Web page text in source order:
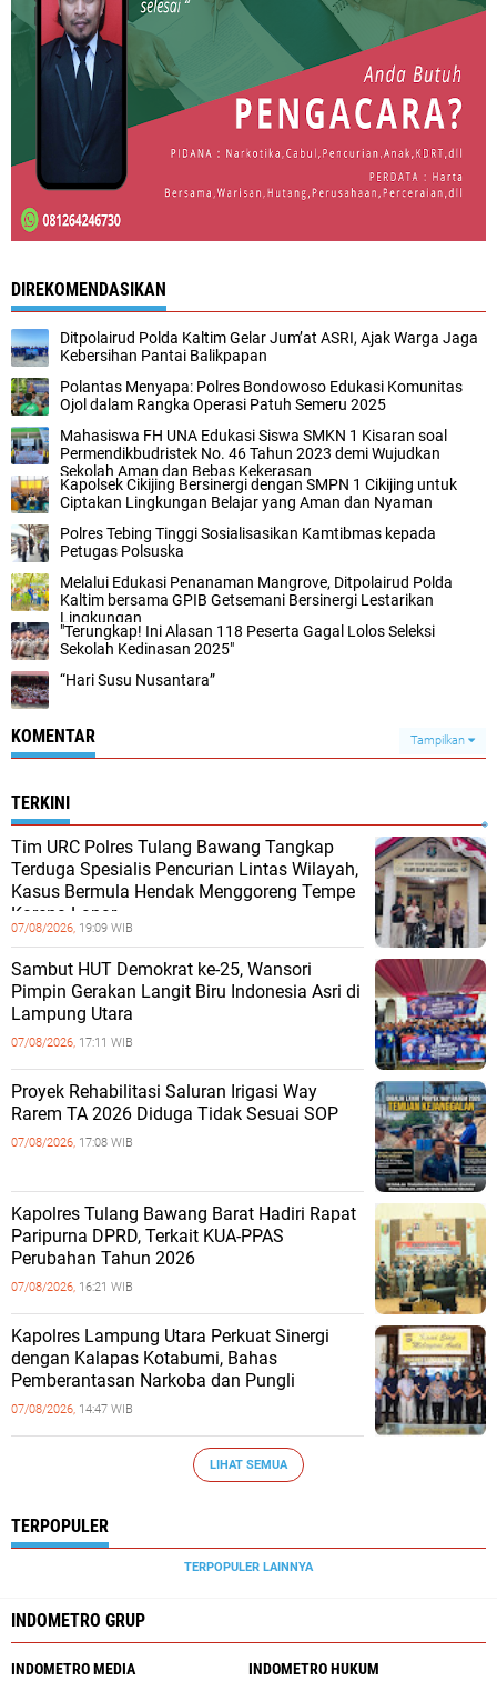
DIREKOMENDASIKAN
Ditpolairud Polda Kaltim Gelar Jum’at ASRI, Ajak Warga Jaga
Kebersihan Pantai Balikpapan
Polantas Menyapa: Polres Bondowoso Edukasi Komunitas
Ojol dalam Rangka Operasi Patuh Semeru 2025
Mahasiswa FH UNA Edukasi Siswa SMKN 1 Kisaran soal
Permendikbudristek No. 46 Tahun 2023 demi Wujudkan
Sekolah Aman dan Bebas Kekerasan
Kapolsek Cikijing Bersinergi dengan SMPN 1 Cikijing untuk
Ciptakan Lingkungan Belajar yang Aman dan Nyaman
Polres Tebing Tinggi Sosialisasikan Kamtibmas kepada
Petugas Polsuska
Melalui Edukasi Penanaman Mangrove, Ditpolairud Polda
Kaltim bersama GPIB Getsemani Bersinergi Lestarikan
Lingkungan
"Terungkap! Ini Alasan 118 Peserta Gagal Lolos Seleksi
Sekolah Kedinasan 2025"
“Hari Susu Nusantara”
KOMENTAR Tampilkan
TERKINI
Tim URC Polres Tulang Bawang Tangkap
Terduga Spesialis Pencurian Lintas Wilayah,
Kasus Bermula Hendak Menggoreng Tempe
Karena Lapar
07/08/2026, 19:09 WIB
Sambut HUT Demokrat ke-25, Wansori
Pimpin Gerakan Langit Biru Indonesia Asri di
Lampung Utara
07/08/2026, 17:11 WIB
Proyek Rehabilitasi Saluran Irigasi Way
Rarem TA 2026 Diduga Tidak Sesuai SOP
07/08/2026, 17:08 WIB
Kapolres Tulang Bawang Barat Hadiri Rapat
Paripurna DPRD, Terkait KUA-PPAS
Perubahan Tahun 2026
07/08/2026, 16:21 WIB
Kapolres Lampung Utara Perkuat Sinergi
dengan Kalapas Kotabumi, Bahas
Pemberantasan Narkoba dan Pungli
07/08/2026, 14:47 WIB
LIHAT SEMUA
TERPOPULER
TERPOPULER LAINNYA
INDOMETRO GRUP
INDOMETRO MEDIA INDOMETRO HUKUM